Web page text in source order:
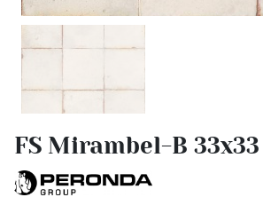
FS Mirambel-B 33x33